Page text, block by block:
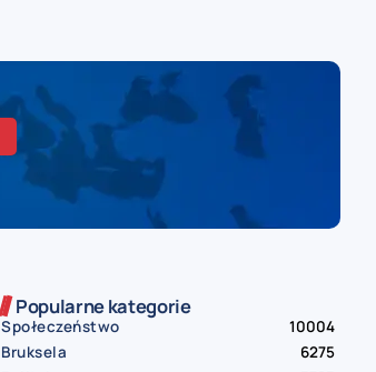
Popularne kategorie
Społeczeństwo
10004
Bruksela
6275